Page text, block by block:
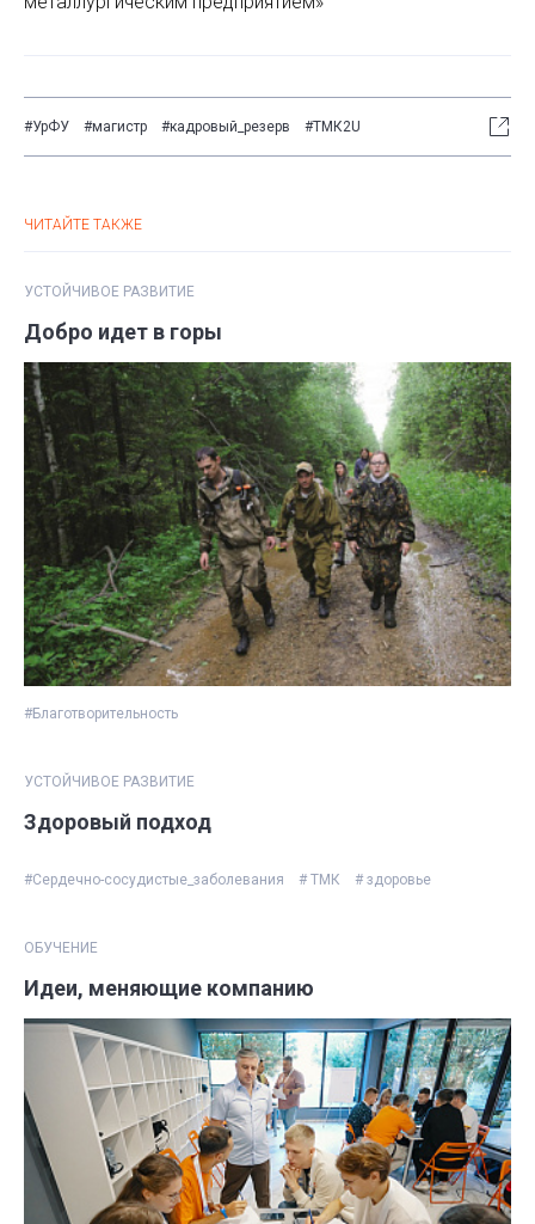
#УрФУ #магистр #кадровый_резерв #ТМК2U
ЧИТАЙТЕ ТАКЖЕ
УСТОЙЧИВОЕ РАЗВИТИЕ
Добро идет в горы
#Благотворительность
УСТОЙЧИВОЕ РАЗВИТИЕ
Здоровый подход
#Сердечно-сосудистые_заболевания # ТМК # здоровье
ОБУЧЕНИЕ
Идеи, меняющие компанию